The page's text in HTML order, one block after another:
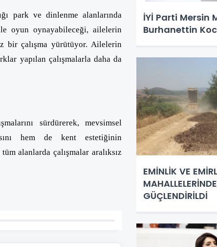
park ve dinlenme alanlarında
oyun oynayabileceği, ailelerin
bir çalışma yürütüyor. Ailelerin
yapılan çalışmalarla daha da
sürdürerek, mevsimsel
hem de kent estetiğinin
alanlarda çalışmalar aralıksız
İYİ Parti Mersin
Burhanettin
EMİNLİK VE
GÜÇLENDİRİLDİ